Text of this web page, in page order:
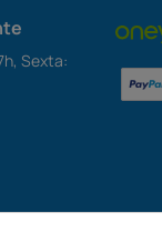
Sexta: